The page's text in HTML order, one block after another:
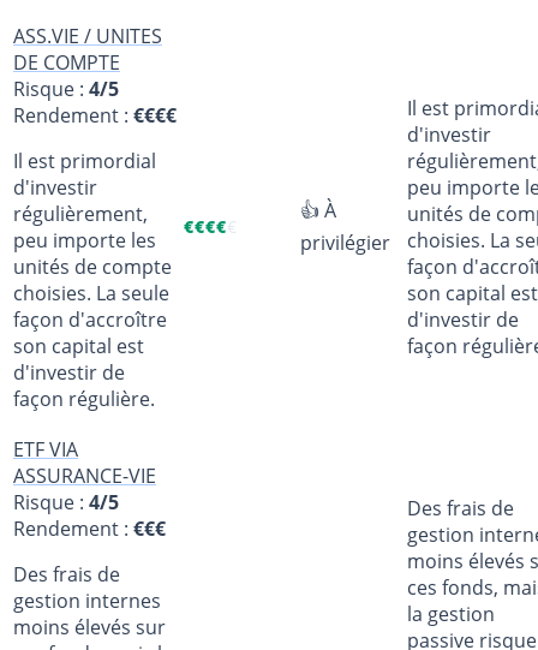
ASS.VIE / UNITES
DE COMPTE
Risque : 4/5
Rendement : €€€€
Il est primordial
d'investir
régulièrement,
peu importe les
unités de compte
choisies. La seule
façon d'accroître
son capital est
d'investir de
façon régulière.
€€€€€
👍 À
privilégier
Il est
d'investir
peu importe
unités de
choisies. La
façon
son capital est
d'investir de
façon
ETF VIA
ASSURANCE-VIE
Risque : 4/5
Rendement : €€€
Des frais de
gestion internes
moins élevés sur
Des frais de
gestion
moins élevés
ces fonds,
la gestion
passive